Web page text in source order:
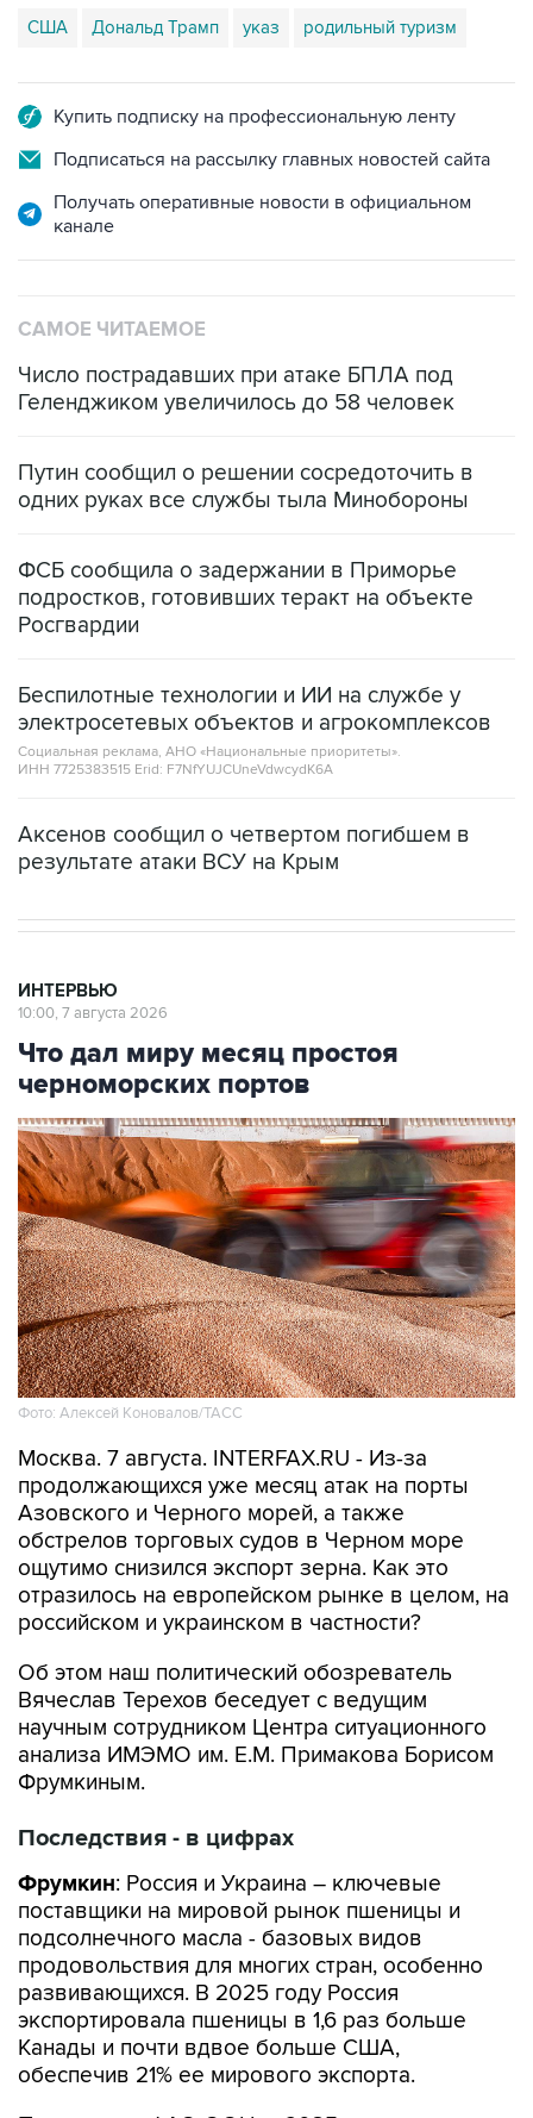
США Дональд Трамп указ родильный туризм
Купить подписку на профессиональную ленту
Подписаться на рассылку главных новостей сайта
Получать оперативные новости в официальном
канале
САМОЕ ЧИТАЕМОЕ
Число пострадавших при атаке БПЛА под
Геленджиком увеличилось до 58 человек
Путин сообщил о решении сосредоточить в
одних руках все службы тыла Минобороны
ФСБ сообщила о задержании в Приморье
подростков, готовивших теракт на объекте
Росгвардии
Беспилотные технологии и ИИ на службе у
электросетевых объектов и агрокомплексов
Социальная реклама, АНО «Национальные приоритеты».
ИНН 7725383515 Erid: F7NfYUJCUneVdwcydK6A
Аксенов сообщил о четвертом погибшем в
результате атаки ВСУ на Крым
ИНТЕРВЬЮ
10:00, 7 августа 2026
Что дал миру месяц простоя
черноморских портов
Фото: Алексей Коновалов/ТАСС
Москва. 7 августа. INTERFAX.RU - Из-за
продолжающихся уже месяц атак на порты
Азовского и Черного морей, а также
обстрелов торговых судов в Черном море
ощутимо снизился экспорт зерна. Как это
отразилось на европейском рынке в целом, на
российском и украинском в частности?
Об этом наш политический обозреватель
Вячеслав Терехов беседует с ведущим
научным сотрудником Центра ситуационного
анализа ИМЭМО им. Е.М. Примакова Борисом
Фрумкиным.
Последствия - в цифрах
Фрумкин: Россия и Украина – ключевые
поставщики на мировой рынок пшеницы и
подсолнечного масла - базовых видов
продовольствия для многих стран, особенно
развивающихся. В 2025 году Россия
экспортировала пшеницы в 1,6 раз больше
Канады и почти вдвое больше США,
обеспечив 21% ее мирового экспорта.